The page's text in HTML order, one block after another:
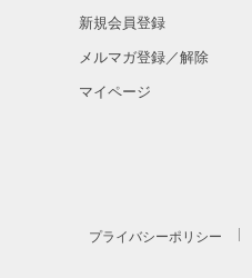
新規会員登録
メルマガ登録／解除
マイページ
プライバシーポリシー